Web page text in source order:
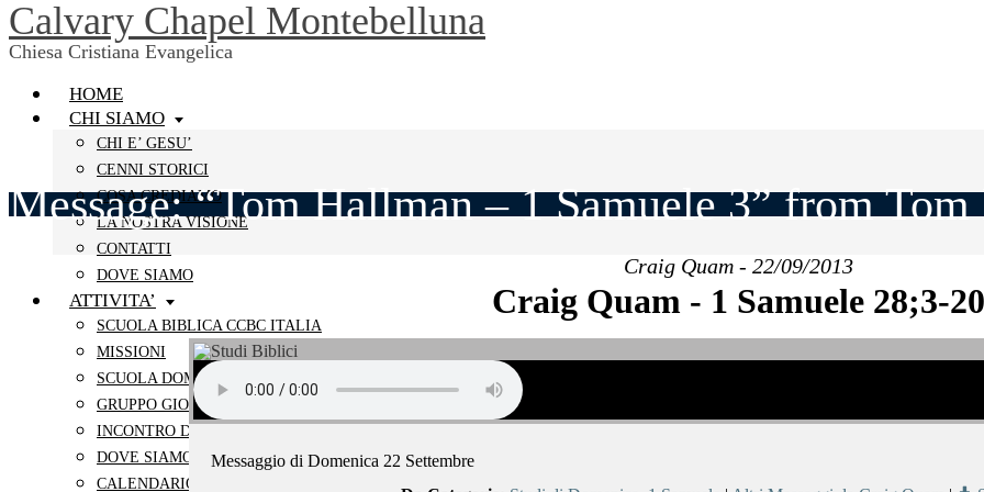
Calvary Chapel Montebelluna
Chiesa Cristiana Evangelica
HOME
CHI SIAMO
CHI E’ GESU’
CENNI STORICI
COSA CREDIAMO
LA NOSTRA VISIONE
CONTATTI
DOVE SIAMO
ATTIVITA’
SCUOLA BIBLICA CCBC ITALIA
MISSIONI
SCUOLA DOMENICALE
GRUPPO GIOVANI
INCONTRO DELLE SORELLE
DOVE SIAMO
CALENDARIO
Message: “Tom Hallman – 1 Samuele 3” from
Craig Quam - 22/09/2013
Craig Quam - 1 Samuele 28;3-20
Messaggio di Domenica 22 Settembre